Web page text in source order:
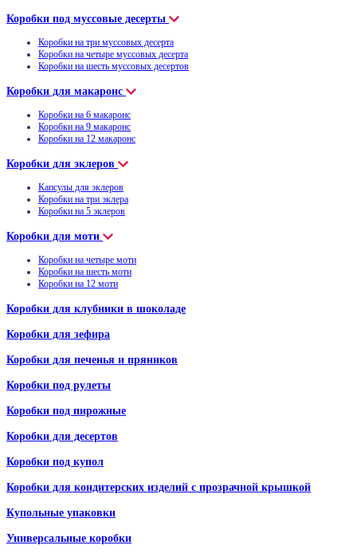
Коробки под муссовые десерты
Коробки на три муссовых десерта
Коробки на четыре муссовых десерта
Коробки на шесть муссовых десертов
Коробки для макаронс
Коробки на 6 макаронс
Коробки на 9 макаронс
Коробки на 12 макаронс
Коробки для эклеров
Капсулы для эклеров
Коробки на три эклера
Коробки на 5 эклеров
Коробки для моти
Коробки на четыре моти
Коробки на шесть моти
Коробки на 12 моти
Коробки для клубники в шоколаде
Коробки для зефира
Коробки для печенья и пряников
Коробки под рулеты
Коробки под пирожные
Коробки для десертов
Коробки под купол
Коробки для кондитерских изделий с прозрачной крышкой
Купольные упаковки
Универсальные коробки